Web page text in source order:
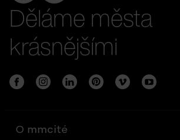
Děláme města
krásnějšími
O mmcité